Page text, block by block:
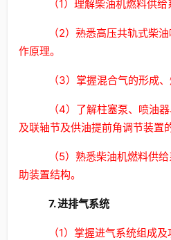
（1）理解柴油机燃料供给
（2）熟悉高压共轨式柴
作原理。
（3）掌握混合气的形成
（4）了解柱塞泵、喷油
及联轴节及供油提前角调节装置
（5）熟悉柴油机燃料供
助装置结构。
7. 进排气系统
（1）掌握进气系统组成